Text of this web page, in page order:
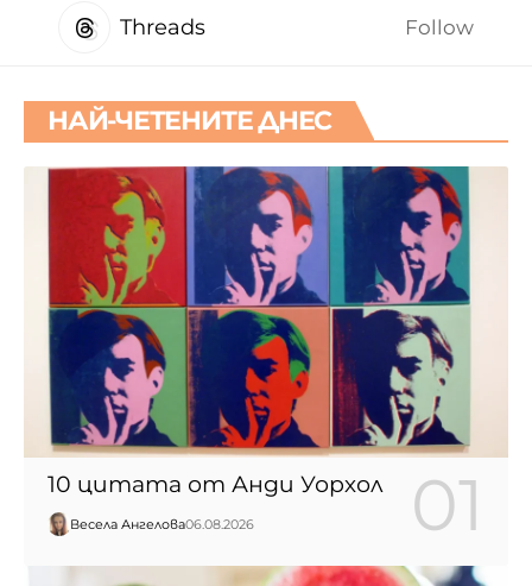
Threads Follow
НАЙ-ЧЕТЕНИТЕ ДНЕС
10 цитата от Анди Уорхол
Весела Ангелова06.08.2026